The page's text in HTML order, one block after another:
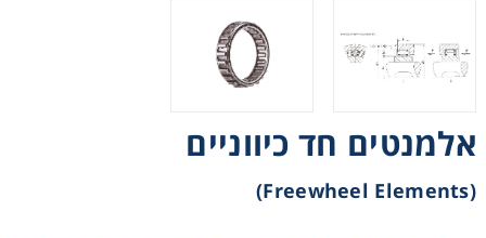
אלמנטים חד כיווניים
(Freewheel Elements)
פיקוד ובקרה